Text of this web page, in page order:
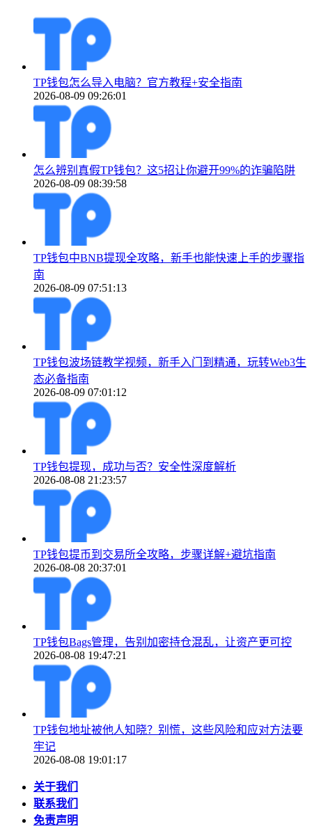
TP钱包怎么导入电脑？官方教程+安全指南
2026-08-09 09:26:01
怎么辨别真假TP钱包？这5招让你避开99%的诈骗陷阱
2026-08-09 08:39:58
TP钱包中BNB提现全攻略，新手也能快速上手的步骤指
南
2026-08-09 07:51:13
TP钱包波场链教学视频，新手入门到精通，玩转Web3生
态必备指南
2026-08-09 07:01:12
TP钱包提现，成功与否？安全性深度解析
2026-08-08 21:23:57
TP钱包提币到交易所全攻略，步骤详解+避坑指南
2026-08-08 20:37:01
TP钱包Bags管理，告别加密持仓混乱，让资产更可控
2026-08-08 19:47:21
TP钱包地址被他人知晓？别慌，这些风险和应对方法要
牢记
2026-08-08 19:01:17
关于我们
联系我们
免责声明